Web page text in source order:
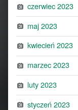
czerwiec 2023
maj 2023
kwiecień 2023
marzec 2023
luty 2023
styczeń 2023